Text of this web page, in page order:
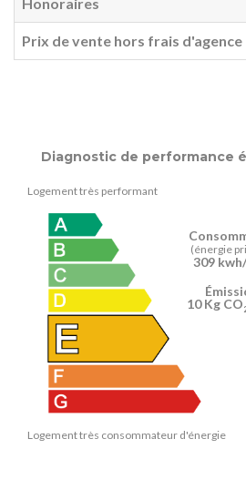
Prix de vente hors frais d'agence
Diagnostic de performance
Logement très performant
Logement très consommateur d'énergie
(énergie
309 kwh/
10 Kg CO